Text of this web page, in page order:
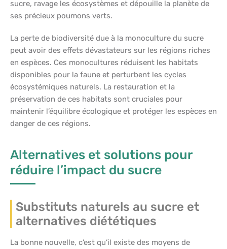
sucre, ravage les écosystèmes et dépouille la planète de
ses précieux poumons verts.
La perte de biodiversité due à la monoculture du sucre
peut avoir des effets dévastateurs sur les régions riches
en espèces. Ces monocultures réduisent les habitats
disponibles pour la faune et perturbent les cycles
écosystémiques naturels. La restauration et la
préservation de ces habitats sont cruciales pour
maintenir l’équilibre écologique et protéger les espèces en
danger de ces régions.
Alternatives et solutions pour
réduire l’impact du sucre
Substituts naturels au sucre et
alternatives diététiques
La bonne nouvelle, c’est qu’il existe des moyens de